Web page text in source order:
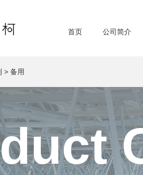
首页 公司简介
> 备用